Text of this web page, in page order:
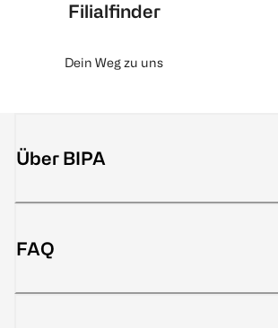
Filialfinder
Dein Weg zu uns
Über BIPA
FAQ